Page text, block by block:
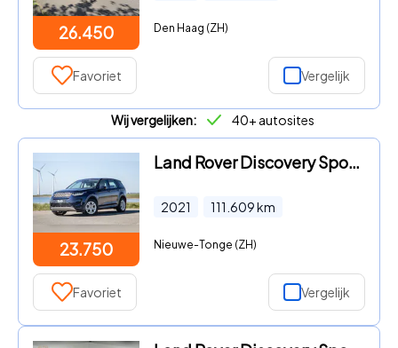
26.450 Den Haag (ZH)
Favoriet Vergelijk
Wij vergelijken: 40+ autosites
23.750
Land Rover Discovery Sport - P300e 1.5 SE CARPLAY / TREKHAAK / CREME LEDER / DEALER ONDER
2021 111.609km
Nieuwe-Tonge (ZH)
Favoriet Vergelijk